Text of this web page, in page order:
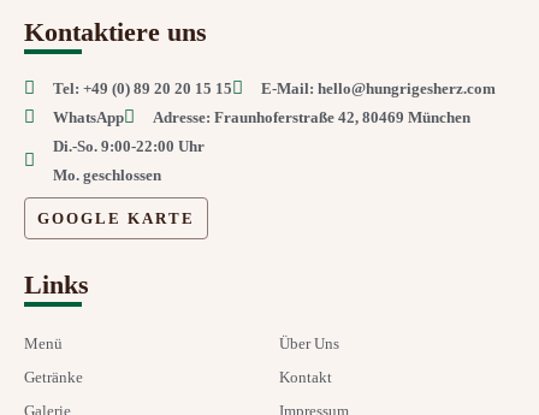
b
o
k
a
v
i
Links
Menü
Getränke
Galerie
Über Uns
Kontakt
Impressum
Kontaktiere uns
Tel: +49 (0) 89 20 20 15 15
E-Mail: hello@hungrigesherz.com
WhatsApp
Adresse: Fraunhoferstraße 42, 80469 München
Di.-So. 9:00-22:00 Uhr
Mo. geschlossen
GOOGLE KARTE